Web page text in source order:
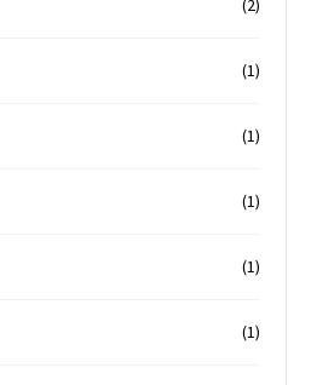
(2)
(1)
(1)
(1)
(1)
(1)